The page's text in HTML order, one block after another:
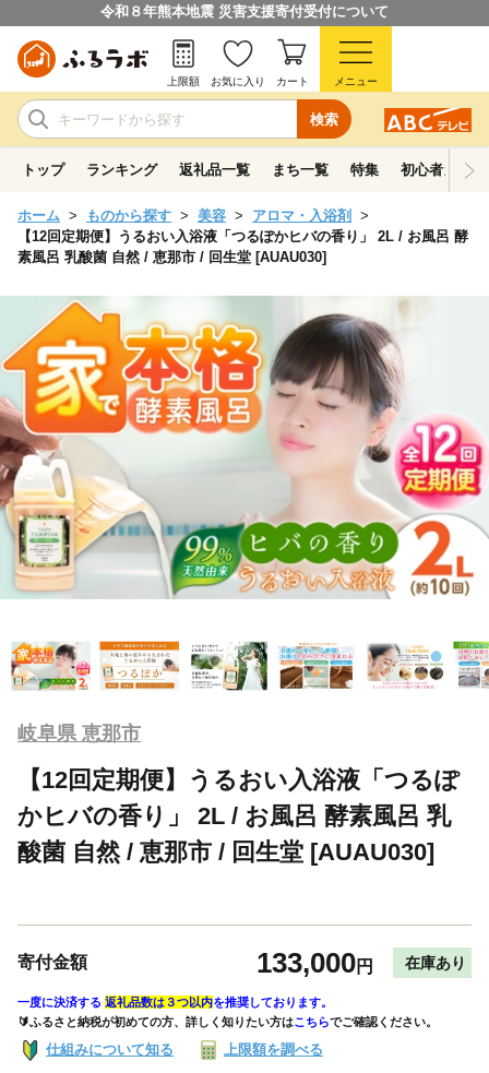
令和８年熊本地震 災害支援寄付受付について
検索
上限額 お気に入り カート メニュー
トップ ランキング 返礼品一覧 まち一覧 特集 初心者ガイド
ホーム ものから探す 美容
アロマ・入浴剤
【12回定期便】うるおい入浴液「つるぽかヒバの香り」 2L / お風呂 酵
素風呂 乳酸菌 自然 / 恵那市 / 回生堂 [AUAU030]
岐阜県 恵那市
【12回定期便】うるおい入浴液「つるぽ
かヒバの香り」 2L / お風呂 酵素風呂 乳
酸菌 自然 / 恵那市 / 回生堂 [AUAU030]
寄付金額 133,000円 在庫あり
一度に決済する 返礼品数は３つ以内を推奨しております。
🔰ふるさと納税が初めての方、詳しく知りたい方はこちらでご確認ください。
仕組みについて知る 上限額を調べる